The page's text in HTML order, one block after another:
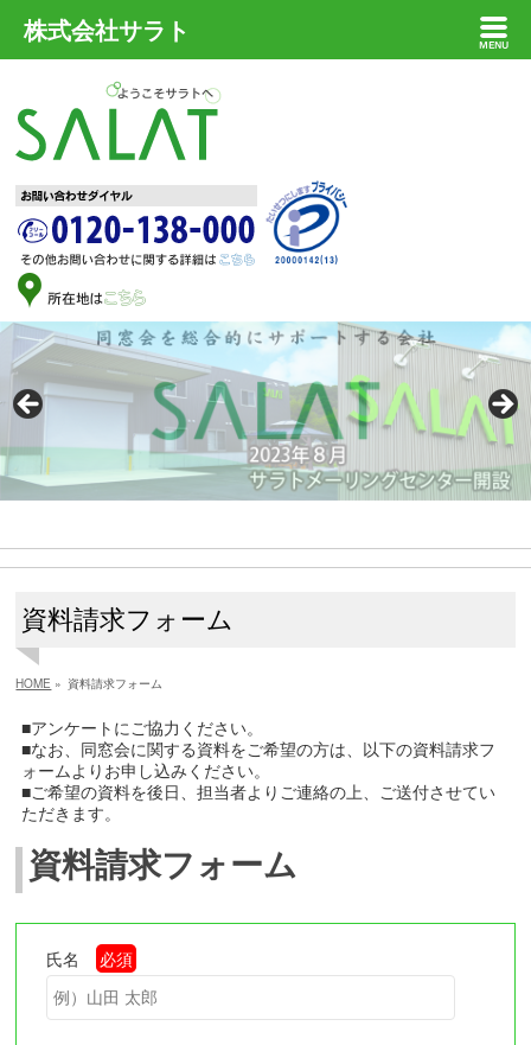
資料請求フォーム
HOME » 資料請求フォーム
■アンケートにご協力ください。
■なお、同窓会に関する資料をご希望の方は、以下の資料請求フ
ォームよりお申し込みください。
■ご希望の資料を後日、担当者よりご連絡の上、ご送付させてい
ただきます。
資料請求フォーム
氏名 必須
株式会社サラト